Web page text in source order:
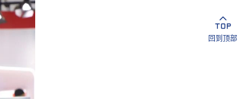
回到顶部